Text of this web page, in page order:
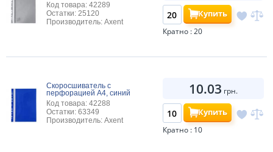
Код товара: 42289
Остатки: 25120
Производитель: Axent
Купить
Кратно : 20
Скоросшиватель с
перфорацией А4, синий
Код товара: 42288
Остатки: 63349
Производитель: Axent
10.03 грн.
Купить
Кратно : 10